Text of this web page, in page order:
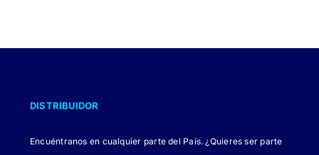
DISTRIBUIDOR
Encuéntranos en cualquier parte del País. ¿Quieres ser parte